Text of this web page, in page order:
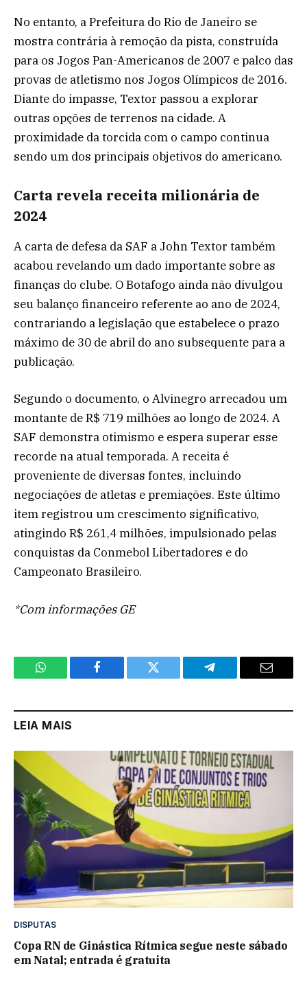
No entanto, a Prefeitura do Rio de Janeiro se
mostra contrária à remoção da pista, construída
para os Jogos Pan-Americanos de 2007 e palco das
provas de atletismo nos Jogos Olímpicos de 2016.
Diante do impasse, Textor passou a explorar
outras opções de terrenos na cidade. A
proximidade da torcida com o campo continua
sendo um dos principais objetivos do americano.
Carta revela receita milionária de
2024
A carta de defesa da SAF a John Textor também
acabou revelando um dado importante sobre as
finanças do clube. O Botafogo ainda não divulgou
seu balanço financeiro referente ao ano de 2024,
contrariando a legislação que estabelece o prazo
máximo de 30 de abril do ano subsequente para a
publicação.
Segundo o documento, o Alvinegro arrecadou um
montante de R$ 719 milhões ao longo de 2024. A
SAF demonstra otimismo e espera superar esse
recorde na atual temporada. A receita é
proveniente de diversas fontes, incluindo
negociações de atletas e premiações. Este último
item registrou um crescimento significativo,
atingindo R$ 261,4 milhões, impulsionado pelas
conquistas da Conmebol Libertadores e do
Campeonato Brasileiro.
*Com informações GE
WhatsApp Facebook Twitter Telegram Email
LEIA MAIS
DISPUTAS
Copa RN de Ginástica Rítmica segue neste sábado
em Natal; entrada é gratuita